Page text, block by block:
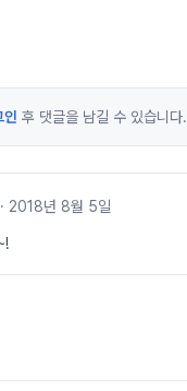
인 후 댓글을 남길 수 있습니다.
· 2018년 8월 5일